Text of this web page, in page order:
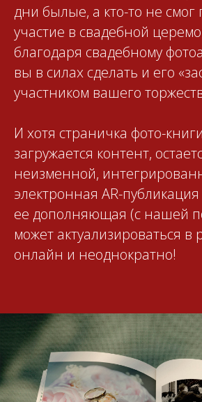
дни былые, а кто-то не смог
участие в свадебной
благодаря свадебному
вы в силах сделать и его
участником вашего
И хотя страничка фото-
загружается контент,
неизменной,
электронная AR-публикация
ее дополняющая (с нашей
может актуализироваться в
онлайн и неоднократно!